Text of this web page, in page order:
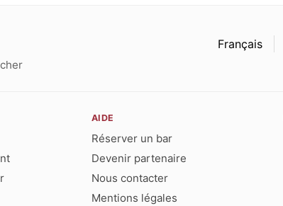
Français
AIDE
Réserver un bar
Devenir partenaire
Nous contacter
Mentions légales